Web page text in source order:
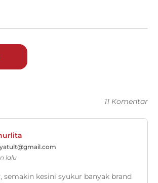
11 Komentar
lalu
semakin kesini syukur banyak brand